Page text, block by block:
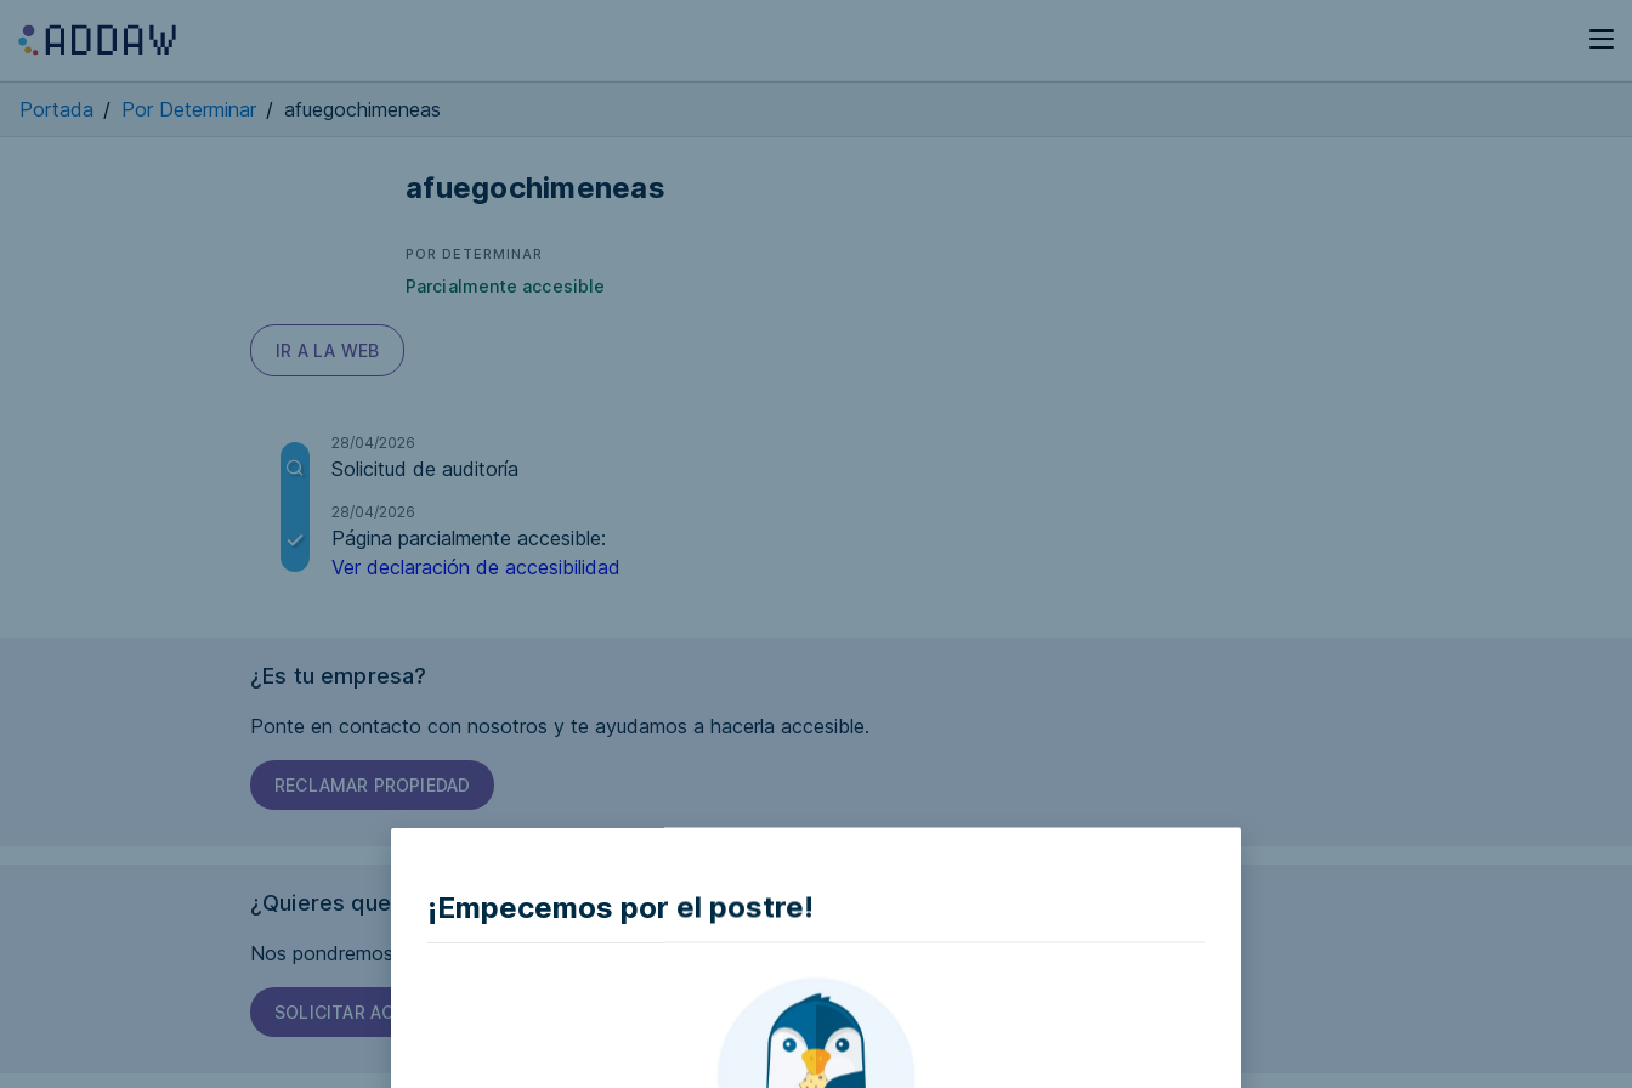
¡Empecemos por el postre!
Portada / Por Determinar / afuegochimeneas
afuegochimeneas
POR DETERMINAR
Parcialmente accesible
IR A LA WEB
28/04/2026
Solicitud de auditoría
28/04/2026
Página parcialmente accesible:
Ver declaración de accesibilidad
¿Es tu empresa?
Ponte en contacto con nosotros y te ayudamos a hacerla accesible.
RECLAMAR PROPIEDAD
¿Quieres que esta página sea accesible?
Nos pondremos en contacto con la empresa e intentaremos que la hagan accesible..
SOLICITAR ACCESIBILIDAD